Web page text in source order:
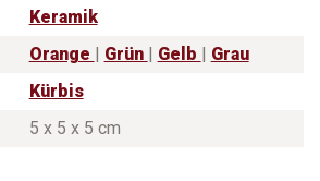
Keramik
Orange Grün Gelb
Grau
Kürbis
5 x 5 x 5 cm